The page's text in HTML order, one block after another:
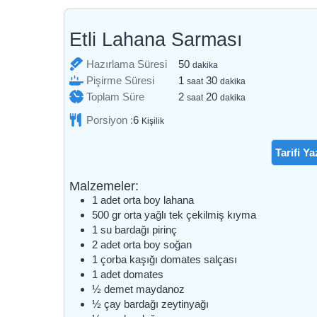
Etli Lahana Sarması
Hazırlama Süresi 50dakika
dakika
Pişirme Süresi 1 saat
saat 30dakika
dakika
Toplam Süre 2saat
saat 20dakika
dakika
Porsiyon :6 Kişilik
Tarifi
Malzemeler:
1 adet orta boy lahana
500 gr orta yağlı tek çekilmiş kıyma
1 su bardağı pirinç
2 adet orta boy soğan
1 çorba kaşığı domates salçası
1 adet domates
½ demet maydanoz
½ çay bardağı zeytinyağı